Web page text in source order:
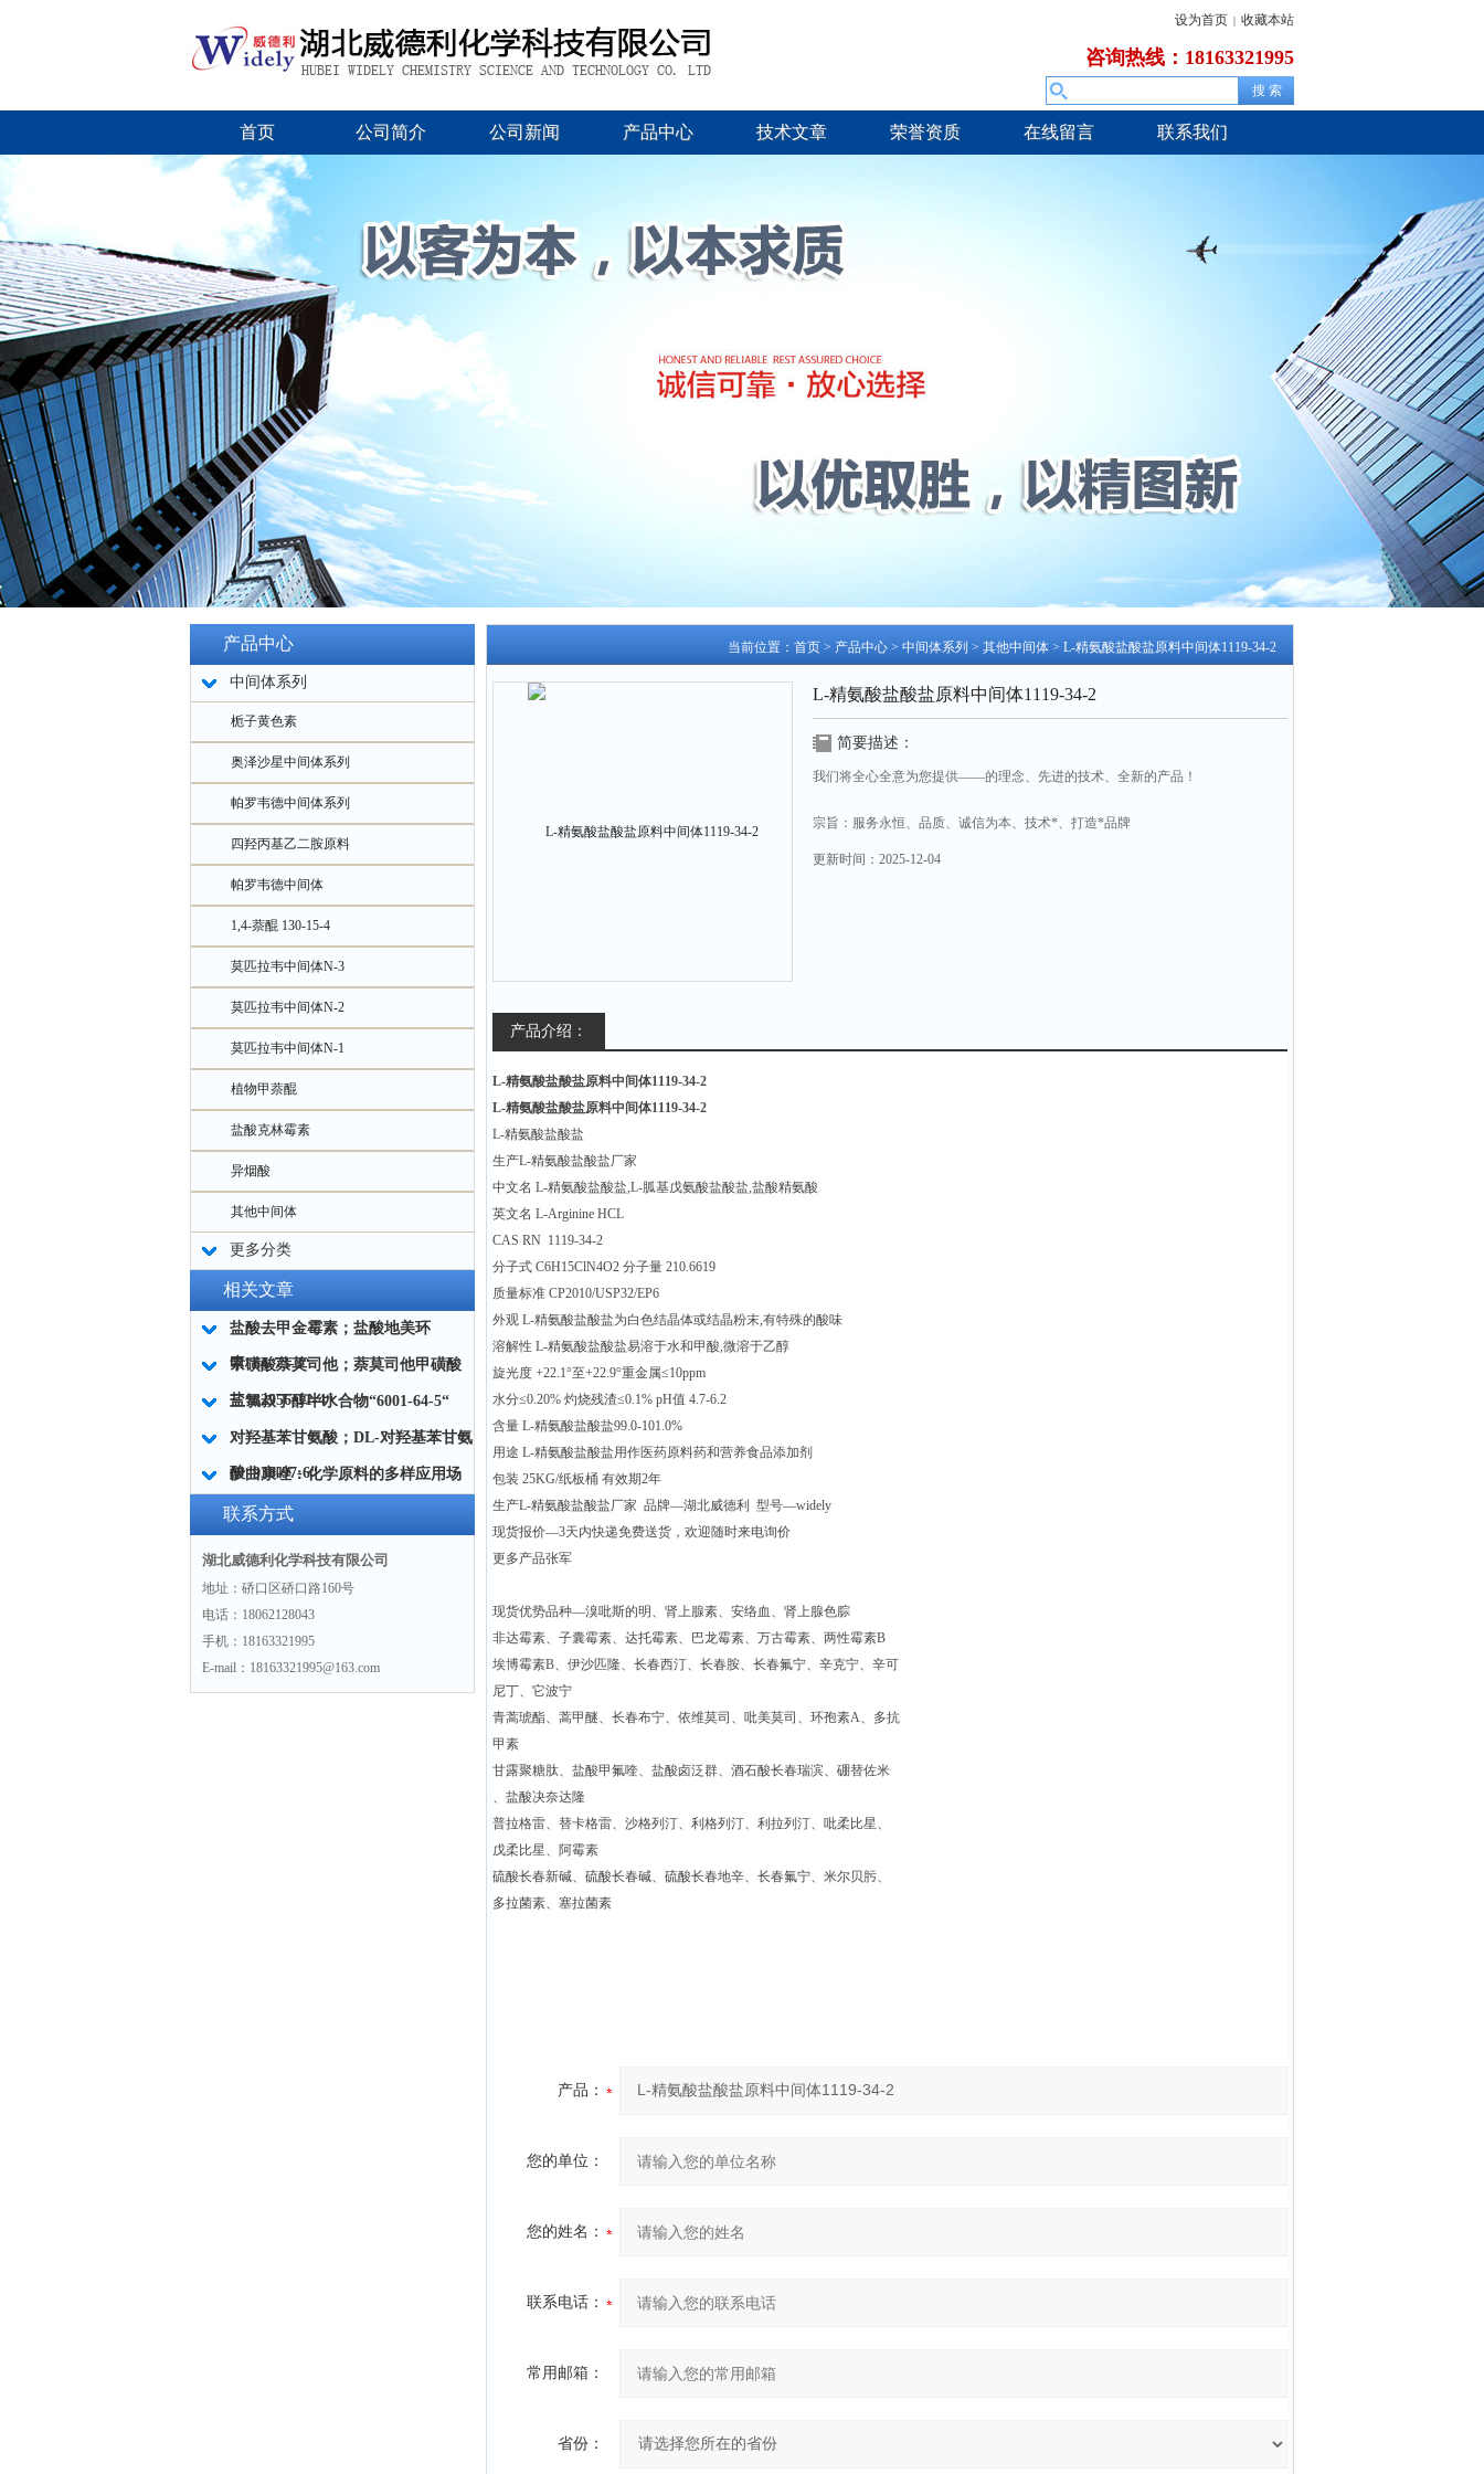
设为首页 | 收藏本站
咨询热线：18163321995
首页 公司简介 公司新闻 产品中心 技术文章 荣誉资质 在线留言 联系我们
产品中心
中间体系列
栀子黄色素
奥泽沙星中间体系列
帕罗韦德中间体系列
四羟丙基乙二胺原料
帕罗韦德中间体
1,4-萘醌 130-15-4
莫匹拉韦中间体N-3
莫匹拉韦中间体N-2
莫匹拉韦中间体N-1
植物甲萘醌
盐酸克林霉素
异烟酸
其他中间体
更多分类
相关文章
盐酸去甲金霉素；盐酸地美环
素“64-73-3“
甲磺酸萘莫司他；萘莫司他甲磺酸
盐“82956-11-4“
三氯叔丁醇半水合物“6001-64-5“
对羟基苯甘氨酸；DL-对羟基苯甘氨
酸“938-97-6“
伊曲康唑：化学原料的多样应用场
景
联系方式
湖北威德利化学科技有限公司
地址：硚口区硚口路160号
电话：18062128043
手机：18163321995
E-mail：18163321995@163.com
当前位置： 首页 > 产品中心 > 中间体系列 > 其他中间体 > L-精氨酸盐酸盐原料中间体1119-34-2
L-精氨酸盐酸盐原料中间体1119-34-2
简要描述：
我们将全心全意为您提供——的理念、先进的技术、全新的产品！
宗旨：服务永恒、品质、诚信为本、技术*、打造*品牌
L-精氨酸盐酸盐原料中间体1119-34-2
更新时间： 2025-12-04
产品介绍：
L-精氨酸盐酸盐原料中间体1119-34-2
L-精氨酸盐酸盐原料中间体1119-34-2
L-精氨酸盐酸盐
生产L-精氨酸盐酸盐厂家
中文名 L-精氨酸盐酸盐,L-胍基戊氨酸盐酸盐,盐酸精氨酸
英文名 L-Arginine HCL
CAS RN 1119-34-2
分子式 C6H15ClN4O2 分子量 210.6619
质量标准 CP2010/USP32/EP6
外观 L-精氨酸盐酸盐为白色结晶体或结晶粉末,有特殊的酸味
溶解性 L-精氨酸盐酸盐易溶于水和甲酸,微溶于乙醇
旋光度 +22.1°至+22.9°重金属≤10ppm
水分≤0.20% 灼烧残渣≤0.1% pH值 4.7-6.2
含量 L-精氨酸盐酸盐99.0-101.0%
用途 L-精氨酸盐酸盐用作医药原料药和营养食品添加剂
包装 25KG/纸板桶 有效期2年
生产L-精氨酸盐酸盐厂家 品牌—湖北威德利 型号—widely
现货报价—3天内快递免费送货，欢迎随时来电询价
更多产品张军
现货优势品种—溴吡斯的明、肾上腺素、安络血、肾上腺色腙
非达霉素、子囊霉素、达托霉素、巴龙霉素、万古霉素、两性霉素B
埃博霉素B、伊沙匹隆、长春西汀、长春胺、长春氟宁、辛克宁、辛可
尼丁、它波宁
青蒿琥酯、蒿甲醚、长春布宁、依维莫司、吡美莫司、环孢素A、多抗
甲素
甘露聚糖肽、盐酸甲氟喹、盐酸卤泛群、酒石酸长春瑞滨、硼替佐米
、盐酸决奈达隆
普拉格雷、替卡格雷、沙格列汀、利格列汀、利拉列汀、吡柔比星、
戊柔比星、阿霉素
硫酸长春新碱、硫酸长春碱、硫酸长春地辛、长春氟宁、米尔贝肟、
多拉菌素、塞拉菌素
产品：
您的单位：
您的姓名：
联系电话：
常用邮箱：
省份：